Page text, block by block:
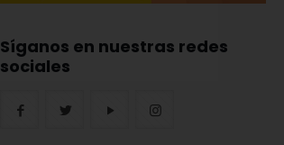
Síganos en nuestras redes
sociales